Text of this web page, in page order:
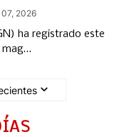
2026
ha registrado este
mag…